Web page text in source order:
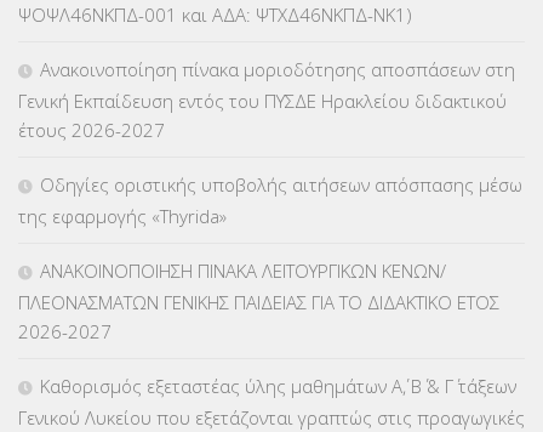
ΨΟΨΛ46ΝΚΠΔ-001 και ΑΔΑ: ΨΤΧΔ46ΝΚΠΔ-ΝΚ1)
Ανακοινοποίηση πίνακα μοριοδότησης αποσπάσεων στη
Γενική Εκπαίδευση εντός του ΠΥΣΔΕ Ηρακλείου διδακτικού
έτους 2026-2027
Οδηγίες οριστικής υποβολής αιτήσεων απόσπασης μέσω
της εφαρμογής «Thyrida»
ΑΝΑΚΟΙΝΟΠΟΙΗΣΗ ΠΙΝΑΚΑ ΛΕΙΤΟΥΡΓΙΚΩΝ ΚΕΝΩΝ/
ΠΛΕΟΝΑΣΜΑΤΩΝ ΓΕΝΙΚΗΣ ΠΑΙΔΕΙΑΣ ΓΙΑ ΤΟ ΔΙΔΑΚΤΙΚΟ ΕΤΟΣ
2026-2027
Καθορισμός εξεταστέας ύλης μαθημάτων Α΄, Β΄ & Γ΄ τάξεων
Γενικού Λυκείου που εξετάζονται γραπτώς στις προαγωγικές